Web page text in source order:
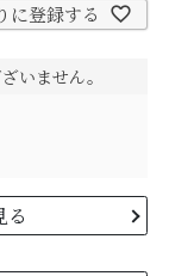
に登録する
いません。
る